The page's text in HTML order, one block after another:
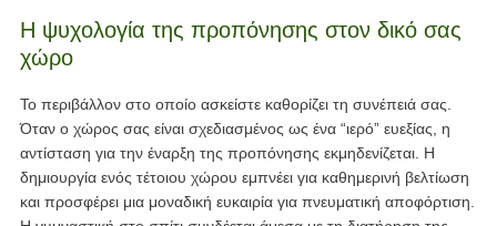
Η ψυχολογία της προπόνησης στον δικό σας
χώρο
Το περιβάλλον στο οποίο ασκείστε καθορίζει τη συνέπειά σας.
Όταν ο χώρος σας είναι σχεδιασμένος ως ένα “ιερό” ευεξίας, η
αντίσταση για την έναρξη της προπόνησης εκμηδενίζεται. Η
δημιουργία ενός τέτοιου χώρου εμπνέει για καθημερινή βελτίωση
και προσφέρει μια μοναδική ευκαιρία για πνευματική αποφόρτιση.